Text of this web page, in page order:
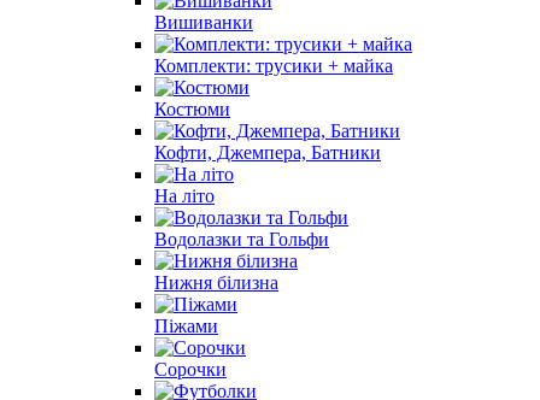
Вишиванки
Комплекти: трусики + майка
Костюми
Кофти, Джемпера, Батники
На літо
Водолазки та Гольфи
Нижня білизна
Піжами
Сорочки